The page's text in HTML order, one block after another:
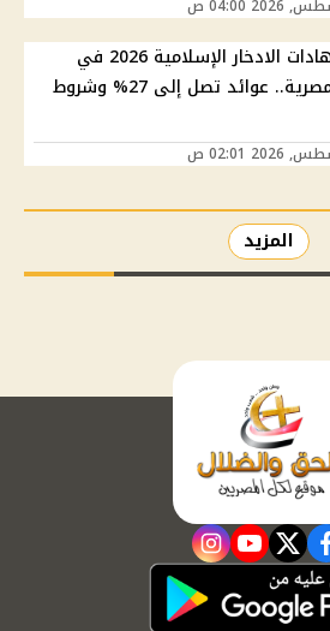
أفضل شهادات الادخار الإسلامية 2026 في
البنوك المصرية.. عوائد تصل إلى 27% وشروط
المزيد
facebook
twitter
youtube
instagram